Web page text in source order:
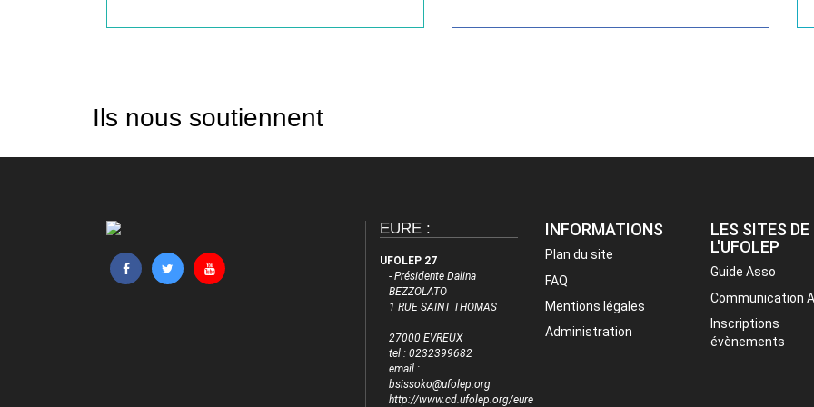
Ils nous soutiennent
EURE :
UFOLEP 27
- Présidente Dalina
BEZZOLATO
1 RUE SAINT THOMAS
27000 EVREUX
tel : 0232399682
email :
bsissoko@ufolep.org
http://www.cd.ufolep.org/eure
INFORMATIONS
Plan du site
FAQ
Mentions légales
Administration
LES SITES DE
L'UFOLEP
Guide Asso
Communication
Inscriptions
évènements